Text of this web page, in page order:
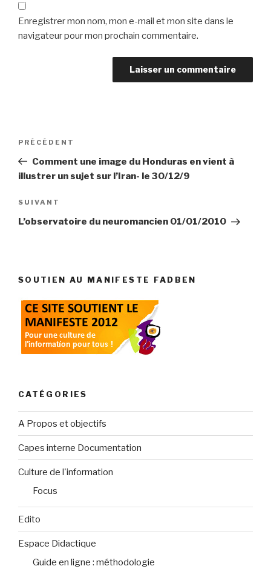
Enregistrer mon nom, mon e-mail et mon site dans le
navigateur pour mon prochain commentaire.
Navigation
l’article
Article
précédent
PRÉCÉDENT
Comment une image du Honduras en vient à
illustrer un sujet sur l’Iran- le 30/12/9
Article
suivant
SUIVANT
L’observatoire du neuromancien 01/01/2010
SOUTIEN AU MANIFESTE FADBEN
CATÉGORIES
A Propos et objectifs
Capes interne Documentation
Culture de l'information
Focus
Edito
Espace Didactique
Guide en ligne : méthodologie